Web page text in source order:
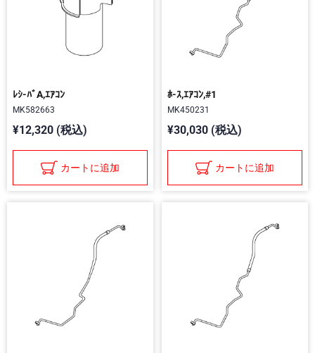
ﾚｼ-ﾊﾞA,ｴｱｺﾝ
MK582663
¥12,320 (税込)
カートに追加
ﾎ-ｽ,ｴｱｺﾝ,#1
MK450231
¥30,030 (税込)
カートに追加